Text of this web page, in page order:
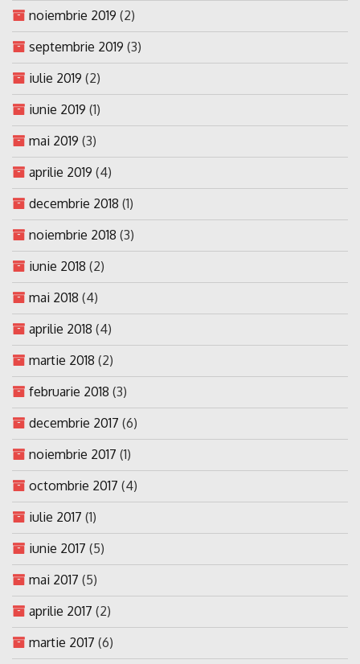
noiembrie 2019 (2)
septembrie 2019 (3)
iulie 2019 (2)
iunie 2019 (1)
mai 2019 (3)
aprilie 2019 (4)
decembrie 2018 (1)
noiembrie 2018 (3)
iunie 2018 (2)
mai 2018 (4)
aprilie 2018 (4)
martie 2018 (2)
februarie 2018 (3)
decembrie 2017 (6)
noiembrie 2017 (1)
octombrie 2017 (4)
iulie 2017 (1)
iunie 2017 (5)
mai 2017 (5)
aprilie 2017 (2)
martie 2017 (6)